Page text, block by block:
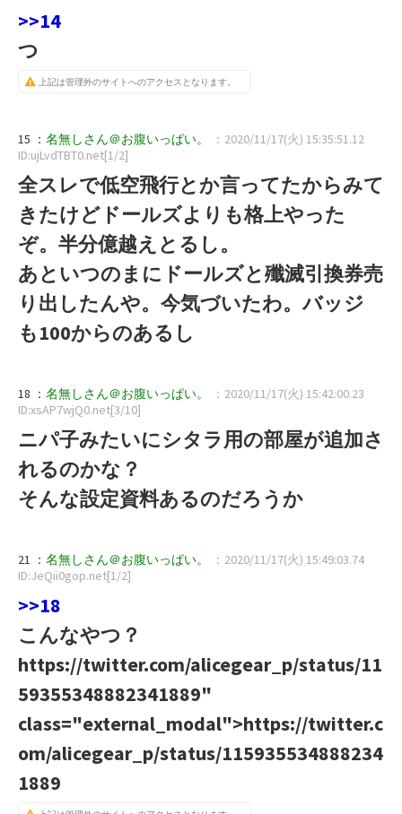
>>14
つ
上記は管理外のサイトへのアクセスとなります。
15 ： 名無しさん＠お腹いっぱい。
：2020/11/17(火) 15:35:51.12
ID:ujLvdTBT0.net[1/2]
全スレで低空飛行とか言ってたからみて
きたけどドールズよりも格上やった
ぞ。半分億越えとるし。
あといつのまにドールズと殲滅引換券売
り出したんや。今気づいたわ。バッジ
も100からのあるし
18 ： 名無しさん＠お腹いっぱい。
：2020/11/17(火) 15:42:00.23
ID:xsAP7wjQ0.net[3/10]
ニパ子みたいにシタラ用の部屋が追加さ
れるのかな？
そんな設定資料あるのだろうか
21 ： 名無しさん＠お腹いっぱい。
：2020/11/17(火) 15:49:03.74
ID:JeQii0gop.net[1/2]
>>18
こんなやつ？
https://twitter.com/alicegear_p/status/11
59355348882341889"
class="external_modal">https://twitter.c
om/alicegear_p/status/115935534888234
1889